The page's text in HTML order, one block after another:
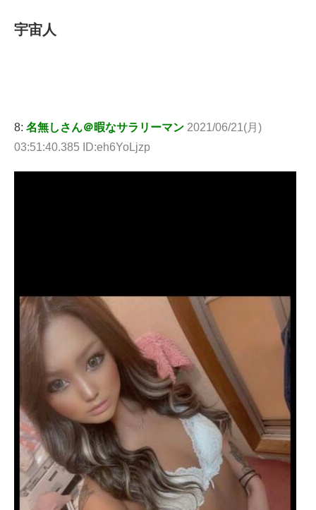
宇宙人
8: 名無しさん＠暇なサラリーマン 2021/06/21(月)
03:51:40.385 ID:eh6YoLjzp